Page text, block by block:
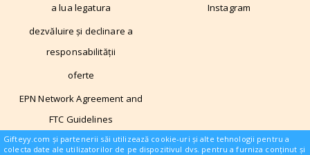
a lua legatura
dezvăluire și declinare a
responsabilității
oferte
EPN Network Agreement and
FTC Guidelines
Instagram
Gifteyy.com și partenerii săi utilizează cookie-uri și alte tehnologii pentru a
colecta date ale utilizatorilor de pe dispozitivul dvs. pentru a furniza conținut și